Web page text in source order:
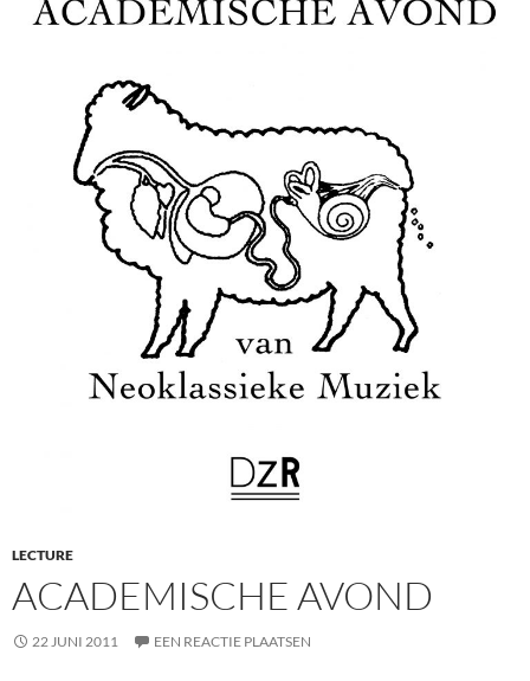
LECTURE
ACADEMISCHE AVOND
22 JUNI 2011 EEN REACTIE PLAATSEN